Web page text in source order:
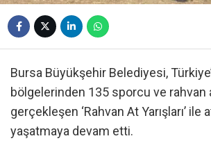
Bursa Büyükşehir Belediyesi,
bölgelerinden 135 sporcu ve rahvan
gerçekleşen ‘Rahvan At Yarışları’ ile
yaşatmaya devam etti.